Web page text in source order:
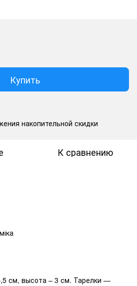
Купить
накопительной скидки
К сравнению
см, высота – 3 см. Тарелки —